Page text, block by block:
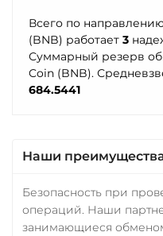
Всего по
(BNB) работает 3
Суммарный резерв
Coin (BNB).
684.5441
Наши
Безопасность при
операций. Наши
занимающиеся